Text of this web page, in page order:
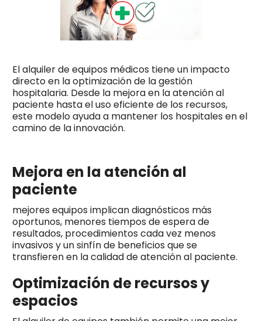
El alquiler de equipos médicos tiene un impacto
directo en la optimización de la gestión
hospitalaria. Desde la mejora en la atención al
paciente hasta el uso eficiente de los recursos,
este modelo ayuda a mantener los hospitales en el
camino de la innovación.
Mejora en la atención al
paciente
mejores equipos implican diagnósticos más
oportunos, menores tiempos de espera de
resultados, procedimientos cada vez menos
invasivos y un sinfín de beneficios que se
transfieren en la calidad de atención al paciente.
Optimización de recursos y
espacios